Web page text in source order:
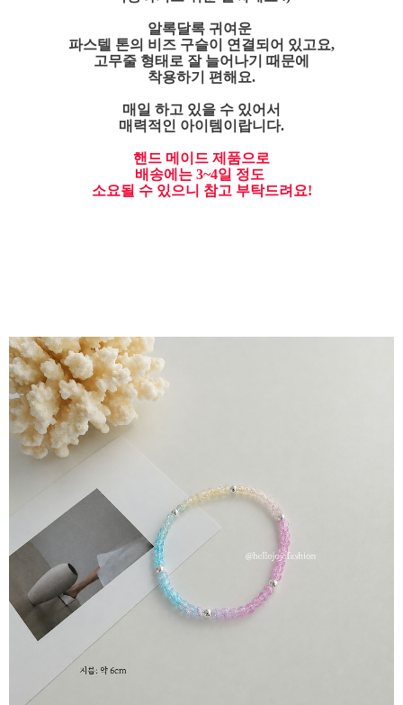
알록달록 귀여운
파스텔 톤의 비즈 구슬이 연결되어 있고요,
고무줄 형태로 잘 늘어나기 때문에
착용하기 편해요.
매일 하고 있을 수 있어서
매력적인 아이템이랍니다.
핸드 메이드 제품으로
배송에는 3~4일 정도
소요될 수 있으니 참고 부탁드려요!